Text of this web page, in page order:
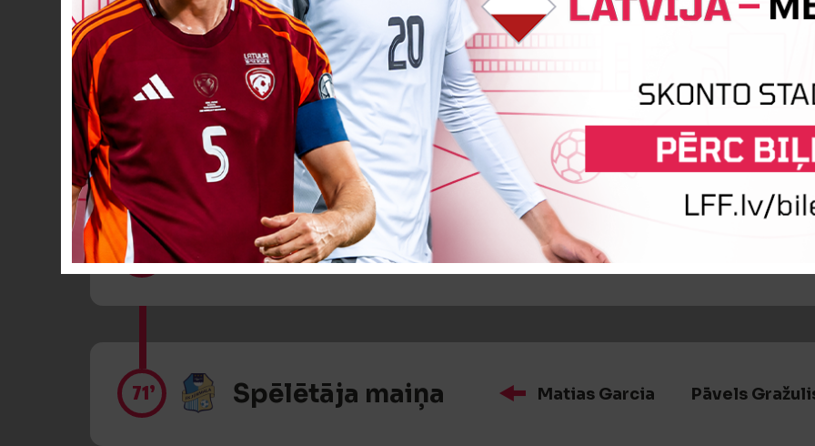
Dzeltenā kartīte Boriss Bogdaškins
70’ Dzeltenā kartīte Maksims Poļevojs
71’ Spēlētāja maiņa Matias Garcia Pāvels